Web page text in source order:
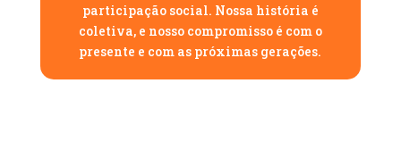
participação social. Nossa história é
coletiva, e nosso compromisso é com o
presente e com as próximas gerações.